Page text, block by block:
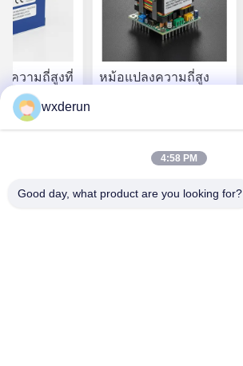
งความถี่สูงที่
รอง UL CE
รับความ
ะพลังงาน
หม้อแปลงความถี่สูง
พิกัด 150W และแกน
เฟอร์ไรต์ PC40
หา ราคา ที่ ดี ที่สุด
wxderun
4:58 PM
Good day, what product are you looking for?